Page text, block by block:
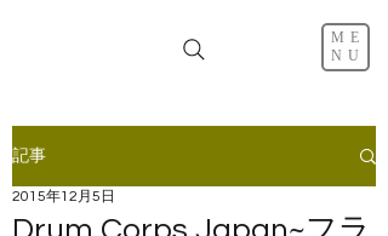
ME
NU
記事
2015年12月5日